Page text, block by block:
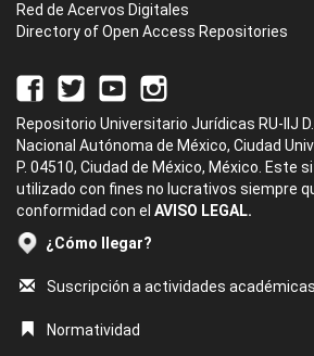
Red de Acervos Digitales
Directory of Open Access Repositories
Repositorio Universitario Jurídicas RU-IIJ
Nacional Autónoma de México, Ciudad
P. 04510, Ciudad de México, México. Este
utilizado con fines no lucrativos siempre
conformidad con el AVISO LEGAL.
¿Cómo llegar?
Suscripción a actividades académicas
Normatividad